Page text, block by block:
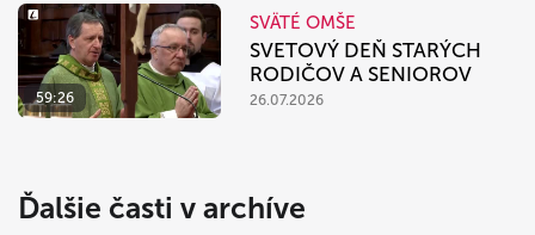
59:26
SVÄTÉ OMŠE
SVETOVÝ DEŇ STARÝCH
RODIČOV A SENIOROV
26.07.2026
Ďalšie časti v archíve